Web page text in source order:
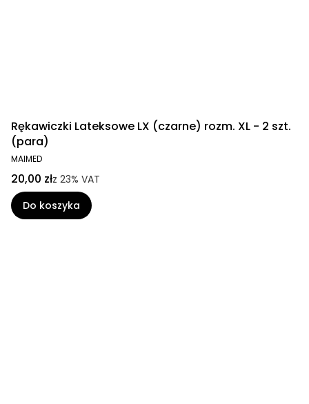
Rękawiczki Lateksowe LX (czarne) rozm. XL - 2 szt.
(para)
MAIMED
20,00 złz 23% VAT
Do koszyka